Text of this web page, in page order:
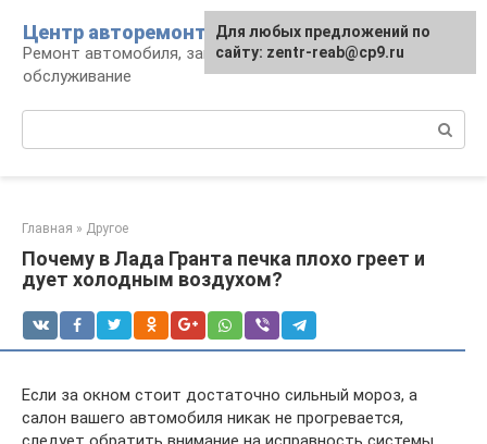
контенту
Центр авторемонта
Ремонт автомобиля, запчасти и
обслуживание
Главная » Другое
Почему в Лада Гранта печка плохо греет и
дует холодным воздухом?
Если за окном стоит достаточно сильный мороз, а
салон вашего автомобиля никак не прогревается,
Для любых предложений по
сайту: zentr-reab@cp9.ru